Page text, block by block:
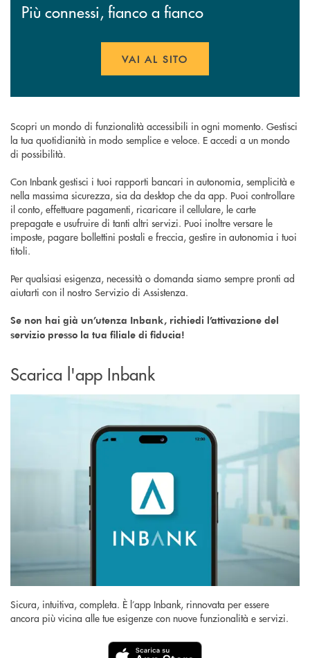
Più connessi, fianco a fianco
VAI AL SITO
Scopri un mondo di funzionalità accessibili in ogni momento. Gestisci
la tua quotidianità in modo semplice e veloce. E accedi a un mondo
di possibilità.
Con Inbank gestisci i tuoi rapporti bancari in autonomia, semplicità e
nella massima sicurezza, sia da desktop che da app. Puoi controllare
il conto, effettuare pagamenti, ricaricare il cellulare, le carte
prepagate e usufruire di tanti altri servizi. Puoi inoltre versare le
imposte, pagare bollettini postali e freccia, gestire in autonomia i tuoi
titoli.
Per qualsiasi esigenza, necessità o domanda siamo sempre pronti ad
aiutarti con il nostro Servizio di Assistenza.
Se non hai già un’utenza Inbank, richiedi l’attivazione del
servizio presso la tua filiale di fiducia!
Scarica l'app Inbank
Sicura, intuitiva, completa. È l’app Inbank, rinnovata per essere
ancora più vicina alle tue esigenze con nuove funzionalità e servizi.